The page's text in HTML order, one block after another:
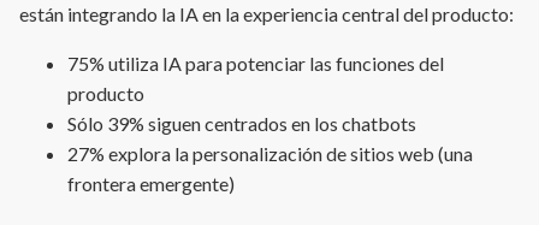
están integrando la IA en la experiencia central del producto:
75% utiliza IA para potenciar las funciones del
producto
Sólo 39% siguen centrados en los chatbots
27% explora la personalización de sitios web (una
frontera emergente)